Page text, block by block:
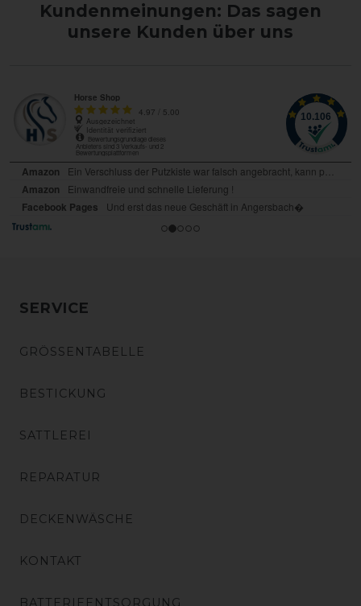
Kundenmeinungen: Das sagen
unsere Kunden über uns
SERVICE
GRÖSSENTABELLE
BESTICKUNG
SATTLEREI
REPARATUR
DECKENWÄSCHE
KONTAKT
BATTERIEENTSORGUNG